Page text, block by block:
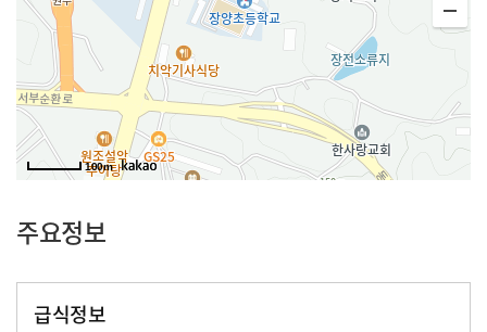
100m
주요정보
급식정보